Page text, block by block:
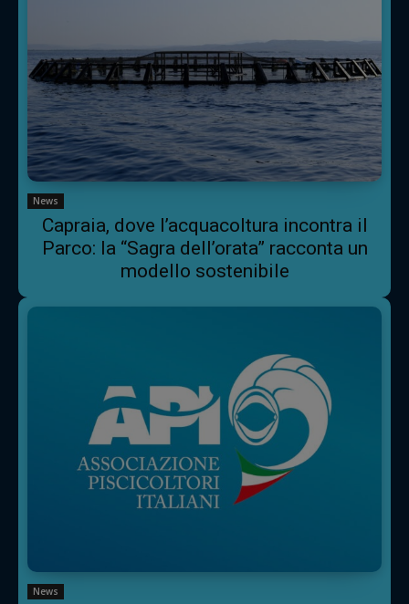
News
Capraia, dove l’acquacoltura incontra il
Parco: la “Sagra dell’orata” racconta un
modello sostenibile
News